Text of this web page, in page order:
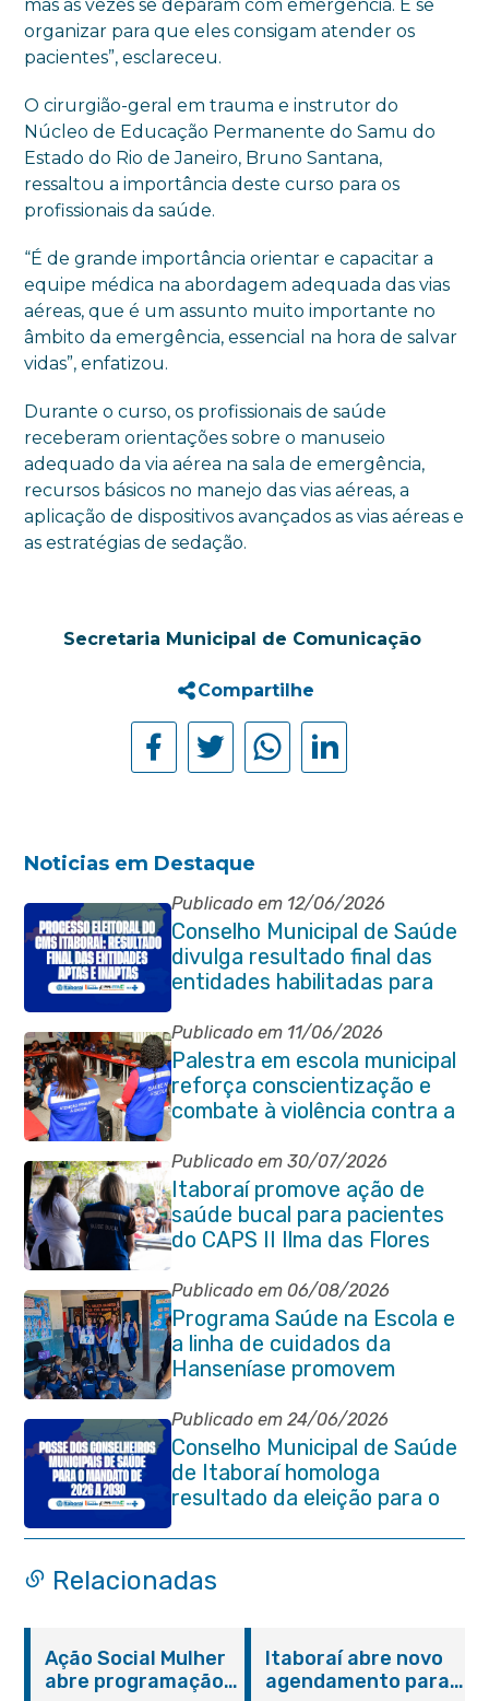
mas as vezes se deparam com emergência. É se
organizar para que eles consigam atender os
pacientes”, esclareceu.
O cirurgião-geral em trauma e instrutor do
Núcleo de Educação Permanente do Samu do
Estado do Rio de Janeiro, Bruno Santana,
ressaltou a importância deste curso para os
profissionais da saúde.
“É de grande importância orientar e capacitar a
equipe médica na abordagem adequada das vias
aéreas, que é um assunto muito importante no
âmbito da emergência, essencial na hora de salvar
vidas”, enfatizou.
Durante o curso, os profissionais de saúde
receberam orientações sobre o manuseio
adequado da via aérea na sala de emergência,
recursos básicos no manejo das vias aéreas, a
aplicação de dispositivos avançados as vias aéreas e
as estratégias de sedação.
Secretaria Municipal de Comunicação
Compartilhe
Noticias em Destaque
Publicado em 12/06/2026
Conselho Municipal de Saúde
divulga resultado final das
entidades habilitadas para
eleição do quadriênio 2026-
2030
Publicado em 11/06/2026
Palestra em escola municipal
reforça conscientização e
combate à violência contra a
pessoa idosa em Itaboraí
Publicado em 30/07/2026
Itaboraí promove ação de
saúde bucal para pacientes
do CAPS II Ilma das Flores
Publicado em 06/08/2026
Programa Saúde na Escola e
a linha de cuidados da
Hanseníase promovem
conscientização sobre
hanseníase na E.M Adelaide
de Magalhães Seabra
Publicado em 24/06/2026
Conselho Municipal de Saúde
de Itaboraí homologa
resultado da eleição para o
quadriênio 2026–2030
Relacionadas
Ação Social Mulher
abre programação
Itaboraí abre novo
agendamento para